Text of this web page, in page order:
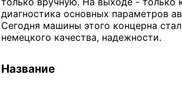
диагностика основных параметров
Сегодня машины этого концерна
немецкого качества, надежности.
Название